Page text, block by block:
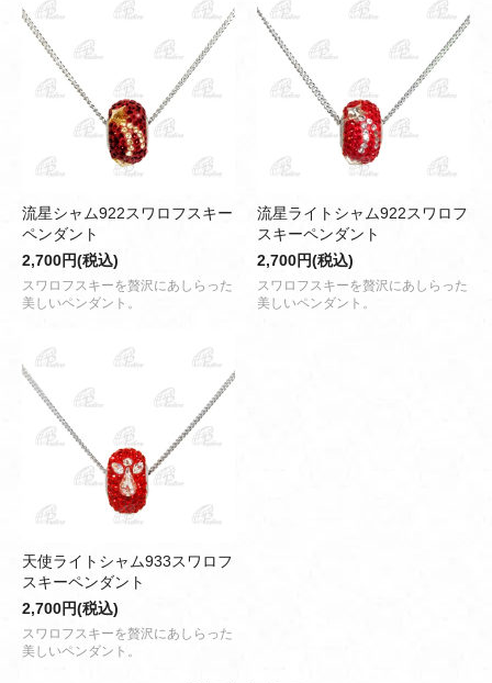
流星シャム922スワロフスキー
ペンダント
2,700円(税込)
スワロフスキーを贅沢にあしらった
美しいペンダント。
流星ライトシャム922スワロフ
スキーペンダント
2,700円(税込)
スワロフスキーを贅沢にあしらった
美しいペンダント。
天使ライトシャム933スワロフ
スキーペンダント
2,700円(税込)
スワロフスキーを贅沢にあしらった
美しいペンダント。